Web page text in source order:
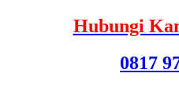
Hubungi
0817